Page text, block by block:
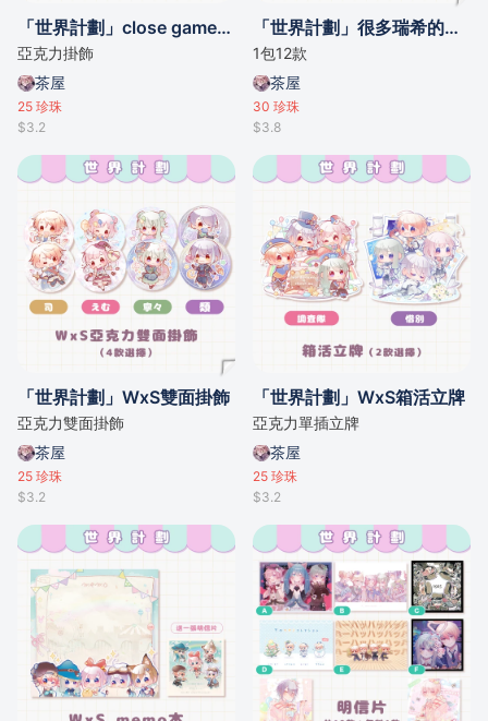
「世界計劃」close game/OFFLINE 掛飾
亞克力掛飾
茶屋
25 珍珠
$3.2
「世界計劃」很多瑞希的貼紙組
1包12款
茶屋
30 珍珠
$3.8
「世界計劃」WxS雙面掛飾
亞克力雙面掛飾
茶屋
25 珍珠
$3.2
「世界計劃」WxS箱活立牌
亞克力單插立牌
茶屋
25 珍珠
$3.2